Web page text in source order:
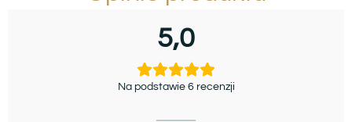
5,0
Na podstawie 6 recenzji